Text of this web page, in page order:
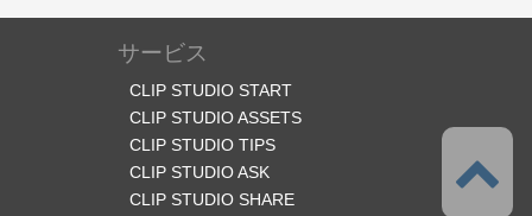
サービス
CLIP STUDIO START
CLIP STUDIO ASSETS
CLIP STUDIO TIPS
CLIP STUDIO ASK
CLIP STUDIO SHARE